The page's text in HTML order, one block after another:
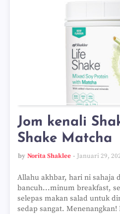
Jom kenali
Shake Matcha
by Norita Shaklee Januari 29,
Allahu akhbar, hari ni sahaja
bancuh...minum breakfast,
selepas makan salad untuk
sedap sangat.